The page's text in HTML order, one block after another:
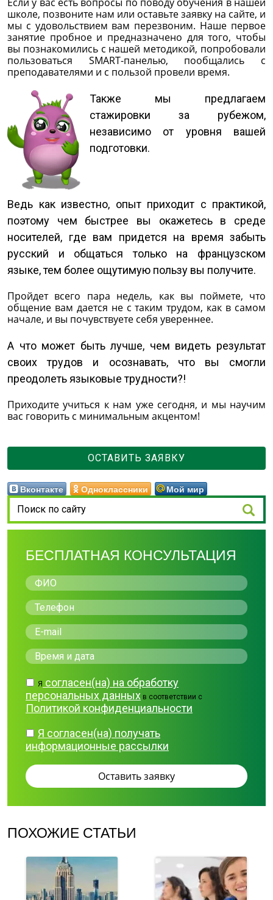
школе, позвоните нам или оставьте заявку на сайте, и
мы с удовольствием вам перезвоним. Наше первое
занятие пробное и предназначено для того, чтобы
вы познакомились с нашей методикой, попробовали
пользоваться SMART-панелью, пообщались с
преподавателями и с пользой провели время.
Также мы предлагаем
стажировки за рубежом,
независимо от уровня вашей
подготовки.
Ведь как известно, опыт приходит с практикой,
поэтому чем быстрее вы окажетесь в среде
носителей, где вам придется на время забыть
русский и общаться только на французском
языке, тем более ощутимую пользу вы получите.
Пройдет всего пара недель, как вы поймете, что
общение вам дается не с таким трудом, как в самом
начале, и вы почувствуете себя увереннее.
А что может быть лучше, чем видеть результат
своих трудов и осознавать, что вы смогли
преодолеть языковые трудности?!
Приходите учиться к нам уже сегодня, и мы научим
вас говорить с минимальным акцентом!
ОСТАВИТЬ ЗАЯВКУ
Вконтакте Одноклассники Мой мир
БЕСПЛАТНАЯ КОНСУЛЬТАЦИЯ
Я согласен(на) на обработку
персональных данных в соответствии с
Политикой конфиденциальности
Я согласен(на) получать
информационные рассылки
ПОХОЖИЕ СТАТЬИ